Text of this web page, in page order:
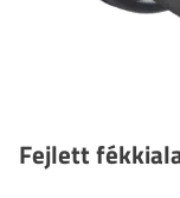
Fejlett